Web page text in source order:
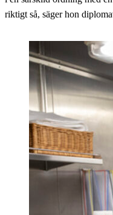
riktigt så, säger hon